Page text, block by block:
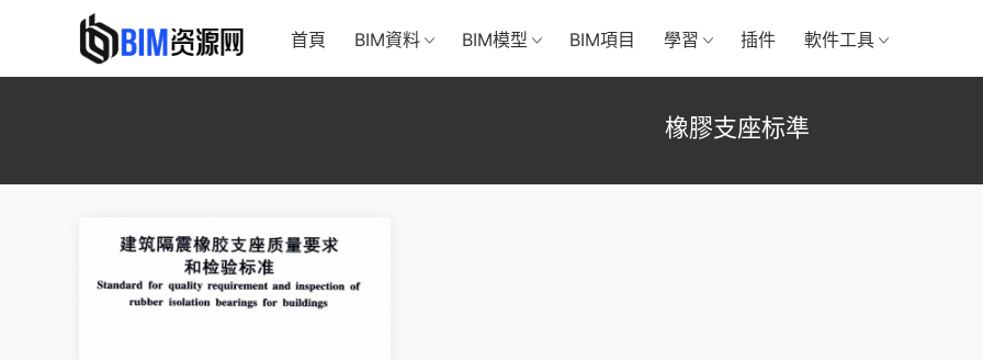
首頁 BIM資料 BIM模型 BIM項目 學習 插件 軟件工具
橡膠支座标準